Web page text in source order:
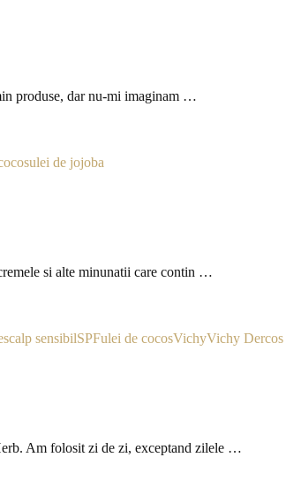
produse, dar nu-mi imaginam …
ulei de jojoba
si alte minunatii care contin …
scalp sensibilSPFulei de cocosVichyVichy Dercos
Am folosit zi de zi, exceptand zilele …